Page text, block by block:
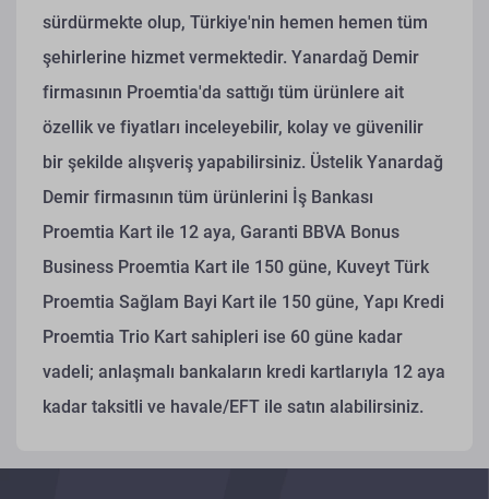
sürdürmekte olup, Türkiye'nin hemen hemen tüm
şehirlerine hizmet vermektedir. Yanardağ Demir
firmasının Proemtia'da sattığı tüm ürünlere ait
özellik ve fiyatları inceleyebilir, kolay ve güvenilir
bir şekilde alışveriş yapabilirsiniz. Üstelik Yanardağ
Demir firmasının tüm ürünlerini İş Bankası
Proemtia Kart ile 12 aya, Garanti BBVA Bonus
Business Proemtia Kart ile 150 güne, Kuveyt Türk
Proemtia Sağlam Bayi Kart ile 150 güne, Yapı Kredi
Proemtia Trio Kart sahipleri ise 60 güne kadar
vadeli; anlaşmalı bankaların kredi kartlarıyla 12 aya
kadar taksitli ve havale/EFT ile satın alabilirsiniz.